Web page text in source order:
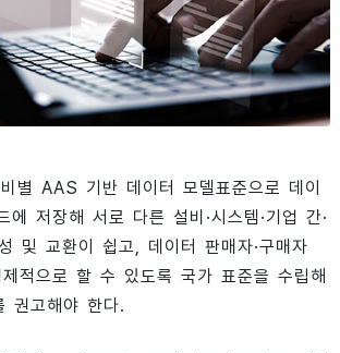
별 AAS 기반 데이터 모델표준으로 데이
에 저장해 서로 다른 설비·시스템·기업 간·
및 교환이 쉽고, 데이터 판매자·구매자
적으로 할 수 있도록 국가 표준을 수립해
권고해야 한다.